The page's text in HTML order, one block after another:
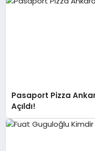
Pasaport Pizza
Açıldı!